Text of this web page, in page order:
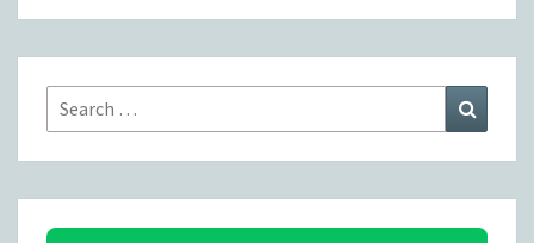
Search
for: